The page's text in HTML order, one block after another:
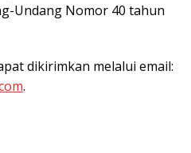
Undang Nomor 40 tahun
dikirimkan melalui email:
.